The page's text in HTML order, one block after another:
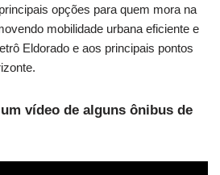
opções para quem mora na
mobilidade urbana eficiente e
Eldorado e aos principais pontos
vídeo de alguns ônibus de